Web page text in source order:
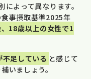
よって異なります。
事摂取基準2025年
18歳以上の女性で1
足している と感じて
いましょう。